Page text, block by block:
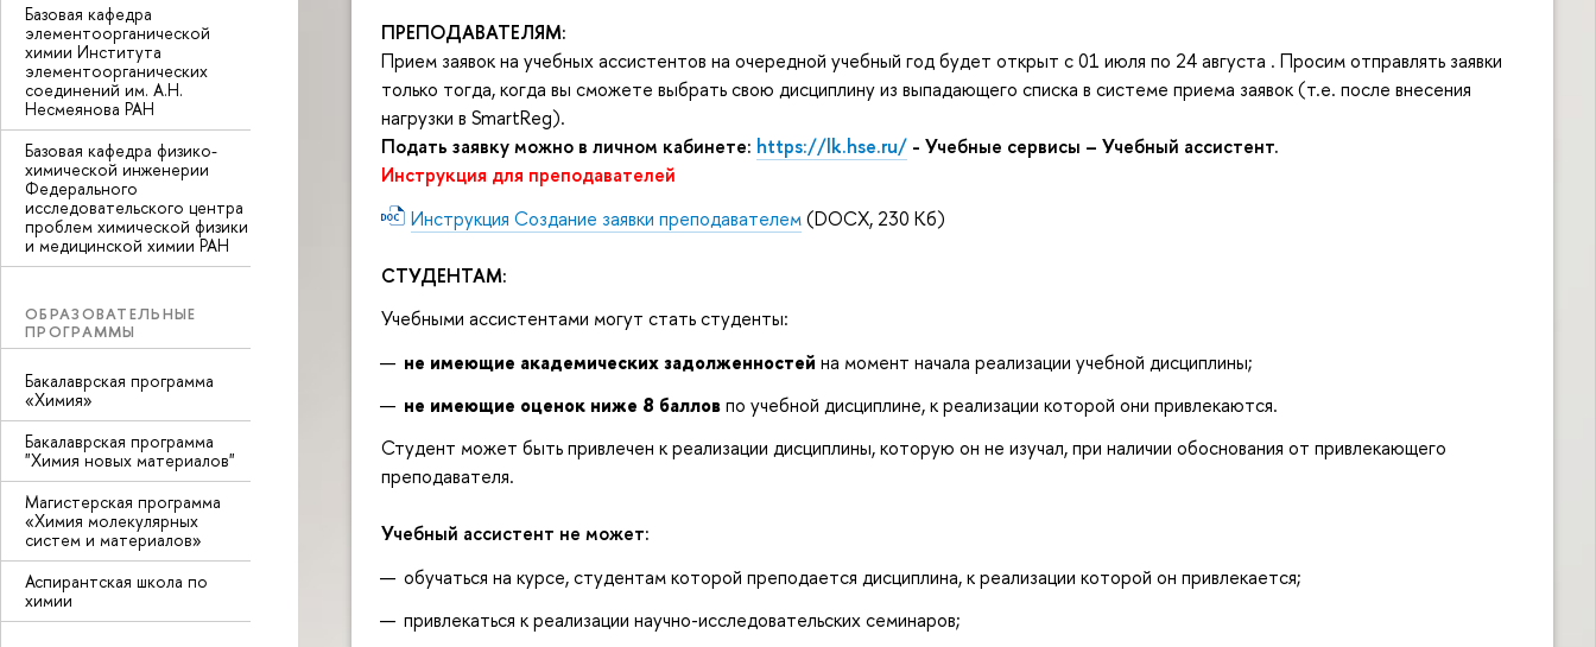
Базовая кафедра
элементоорганической
химии Института
элементоорганических
соединений им. А.Н.
Несмеянова РАН
Базовая кафедра физико-
химической инженерии
Федерального
исследовательского центра
проблем химической физики
и медицинской химии РАН
ОБРАЗОВАТЕЛЬНЫЕ
ПРОГРАММЫ
Бакалаврская программа
«Химия»
Бакалаврская программа
"Химия новых материалов"
Магистерская программа
«Химия молекулярных
систем и материалов»
Аспирантская школа по
химии
ПРЕПОДАВАТЕЛЯМ:
Прием заявок на учебных ассистентов на очередной учебный год будет открыт с 01 июля по 24 августа . Просим отправлять заявки
только тогда, когда вы сможете выбрать свою дисциплину из выпадающего списка в системе приема заявок (т.е. после внесения
нагрузки в SmartReg).
Подать заявку можно в личном кабинете: https://lk.hse.ru/ - Учебные сервисы – Учебный ассистент.
Инструкция для преподавателей
Инструкция Создание заявки преподавателем(DOCX, 230 Кб)
СТУДЕНТАМ:
Учебными ассистентами могут стать студенты:
не имеющие академических задолженностей на момент начала реализации учебной дисциплины;
не имеющие оценок ниже 8 балловпо учебной дисциплине, к реализации которой они привлекаются.
Студент может быть привлечен к реализации дисциплины, которую он не изучал, при наличии обоснования от привлекающего
преподавателя.
Учебный ассистент не может:
обучаться на курсе, студентам которой преподается дисциплина, к реализации которой он привлекается;
привлекаться к реализации научно-исследовательских семинаров;